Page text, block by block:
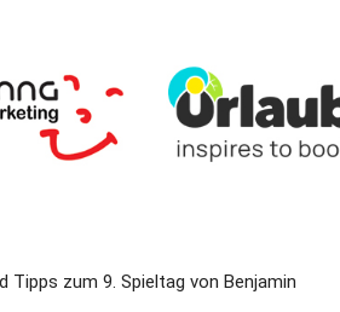
Tipps zum 9. Spieltag von Benjamin